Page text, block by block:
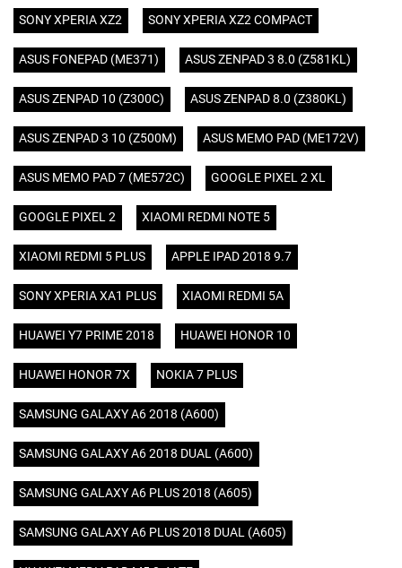
SONY XPERIA XZ2 SONY XPERIA XZ2 COMPACT
ASUS FONEPAD (ME371) ASUS ZENPAD 3 8.0 (Z581KL)
ASUS ZENPAD 10 (Z300C) ASUS ZENPAD 8.0 (Z380KL)
ASUS ZENPAD 3 10 (Z500M) ASUS MEMO PAD (ME172V)
ASUS MEMO PAD 7 (ME572C) GOOGLE PIXEL 2 XL
GOOGLE PIXEL 2 XIAOMI REDMI NOTE 5
XIAOMI REDMI 5 PLUS APPLE IPAD 2018 9.7
SONY XPERIA XA1 PLUS XIAOMI REDMI 5A
HUAWEI Y7 PRIME 2018 HUAWEI HONOR 10
HUAWEI HONOR 7X NOKIA 7 PLUS
SAMSUNG GALAXY A6 2018 (A600)
SAMSUNG GALAXY A6 2018 DUAL (A600)
SAMSUNG GALAXY A6 PLUS 2018 (A605)
SAMSUNG GALAXY A6 PLUS 2018 DUAL (A605)